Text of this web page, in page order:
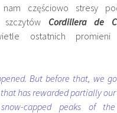
nam częściowo stresy
szczytów Cordillera de
ostatnich promieni
But before that, we
has rewarded partially
capped peaks of the